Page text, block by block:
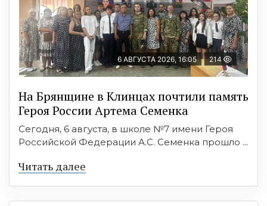
6 АВГУСТА 2026, 16:05 214
На Брянщине в Клинцах почтили память
Героя России Артема Семенка
Сегодня, 6 августа, в школе №7 имени Героя
Российской Федерации А.С. Семенка прошло ...
Читать далее